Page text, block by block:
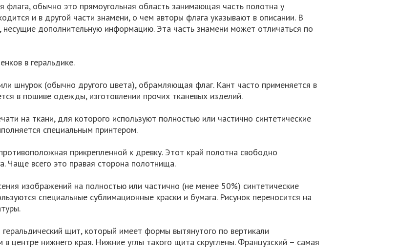
флага, обычно это прямоугольная область занимающая часть полотна у
и в другой части знамени, о чем авторы флага указывают в описании. В
дополнительную информацию. Эта часть знамени может отличаться по
в геральдике.
шнурок (обычно другого цвета), обрамляющая флаг. Кант часто применяется в
в пошиве одежды, изготовлении прочих тканевых изделий.
на ткани, для которого используют полностью или частично синтетические
специальным принтером.
прикрепленной к древку. Этот край полотна свободно
Чаще всего это правая сторона полотнища.
изображений на полностью или частично (не менее 50%) синтетические
специальные сублимационные краски и бумага. Рисунок переносится на
геральдический щит, который имеет формы вытянутого по вертикали
центре нижнего края. Нижние углы такого щита скруглены. Французский – самая